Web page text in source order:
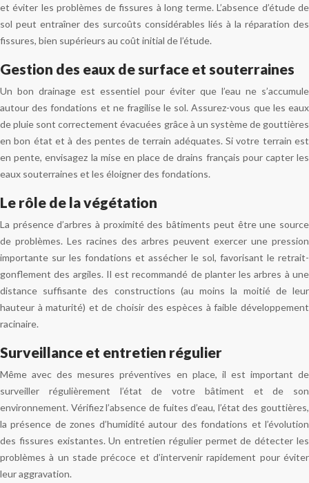
et éviter les problèmes de fissures à long terme. L’absence d’étude de
sol peut entraîner des surcoûts considérables liés à la réparation des
fissures, bien supérieurs au coût initial de l’étude.
Gestion des eaux de surface et souterraines
Un bon drainage est essentiel pour éviter que l’eau ne s’accumule
autour des fondations et ne fragilise le sol. Assurez-vous que les eaux
de pluie sont correctement évacuées grâce à un système de gouttières
en bon état et à des pentes de terrain adéquates. Si votre terrain est
en pente, envisagez la mise en place de drains français pour capter les
eaux souterraines et les éloigner des fondations.
Le rôle de la végétation
La présence d’arbres à proximité des bâtiments peut être une source
de problèmes. Les racines des arbres peuvent exercer une pression
importante sur les fondations et assécher le sol, favorisant le retrait-
gonflement des argiles. Il est recommandé de planter les arbres à une
distance suffisante des constructions (au moins la moitié de leur
hauteur à maturité) et de choisir des espèces à faible développement
racinaire.
Surveillance et entretien régulier
Même avec des mesures préventives en place, il est important de
surveiller régulièrement l’état de votre bâtiment et de son
environnement. Vérifiez l’absence de fuites d’eau, l’état des gouttières,
la présence de zones d’humidité autour des fondations et l’évolution
des fissures existantes. Un entretien régulier permet de détecter les
problèmes à un stade précoce et d’intervenir rapidement pour éviter
leur aggravation.